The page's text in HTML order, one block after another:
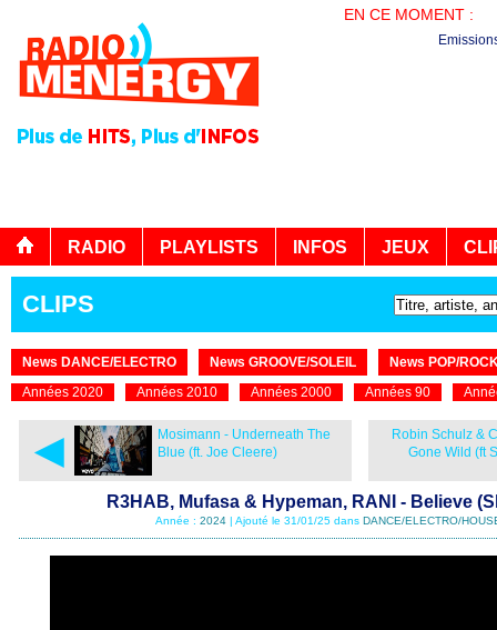
EN CE MOMENT :
RADIO PLAYLISTS INFOS JEUX
CLIPS
News DANCE/ELECTRO News GROOVE/SOLEIL
News POP/
Années 2020
Années 2010 Années 2000 Années 90
◄
Mosimann - Underneath The
Blue (ft. Joe Cleere)
Robin Schulz &
Gone Wild (ft
R3HAB, Mufasa & Hypeman, RANI - Believe
Année : 2024| Ajouté le 31/01/25 dans DANCE/ELECTRO/